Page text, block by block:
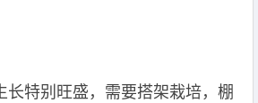
长特别旺盛，需要搭架栽培，棚